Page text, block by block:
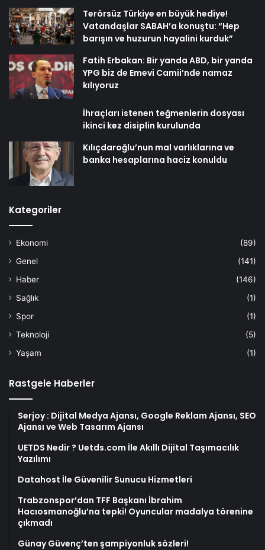
Terörsüz Türkiye en büyük hediye!
Vatandaşlar SABAH’a konuştu: “Hep
barışın ve huzurun hayalini kurduk”
Fatih Erbakan: Bir yanda ABD, bir yanda
YPG biz de Emevi Camii’nde namaz
kılıyoruz
İhraçları istenen teğmenlerin dosyası
ikinci kez disiplin kurulunda
Kılıçdaroğlu’nun mal varlıklarına ve
banka hesaplarına haciz konuldu
Kategoriler
Ekonomi
(89)
Genel
(141)
Haber
(146)
Sağlık
(1)
Spor
(1)
Teknoloji
(5)
Yaşam
(1)
Rastgele Haberler
Serjoy : Dijital Medya Ajansı, Google Reklam Ajansı, SEO
Ajansı ve Web Tasarım Ajansı
UETDS Nedir ? Uetds.com İle Akıllı Dijital Taşımacılık
Yazılımı
Datahost İle Güvenilir Sunucu Hizmetleri
Trabzonspor’dan TFF Başkanı İbrahim
Hacıosmanoğlu’na tepki! Oyuncular madalya törenine
çıkmadı
Günay Güvenç’ten şampiyonluk sözleri!